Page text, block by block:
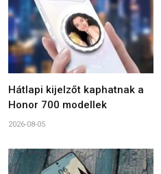
Hátlapi kijelzőt kaphatnak a
Honor 700 modellek
2026-08-05